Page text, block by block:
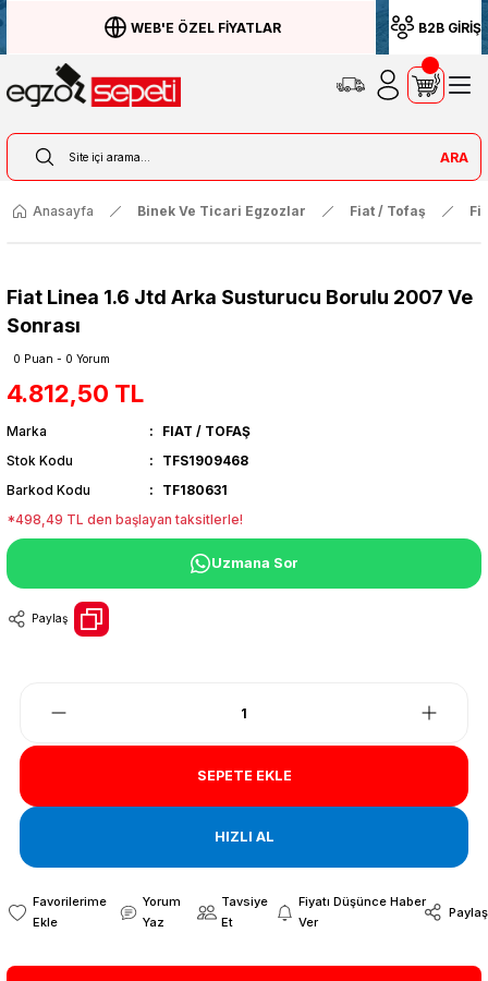
WEB'E ÖZEL FİYATLAR B2B GİRİŞ
ARA
Anasayfa Binek Ve Ticari Egzozlar Fiat / Tofaş
Fiat Linea 1.6 Jtd Arka Susturucu Borulu 2007 Ve
Sonrası
0 Puan - 0 Yorum
4.812,50 TL
Marka
FIAT / TOFAŞ
Stok Kodu
TFS1909468
Barkod Kodu
TF180631
*498,49 TL den başlayan taksitlerle!
Uzmana Sor
Paylaş
SEPETE EKLE
HIZLI AL
Yorum
Yaz
Tavsiye
Et
Fiyatı Düşünce Haber
Ver
Paylaş